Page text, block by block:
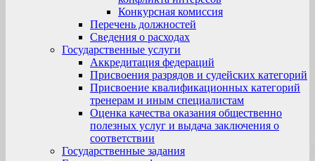
Конкурсная комиссия
Перечень должностей
Сведения о расходах
Государственные услуги
Аккредитация федераций
Присвоения разрядов и судейских категорий
Присвоение квалификационных категорий
тренерам и иным специалистам
Оценка качества оказания общественно
полезных услуг и выдача заключения о
соответствии
Государственные задания